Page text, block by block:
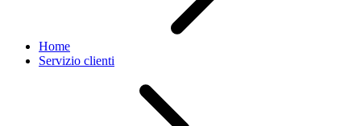
Home
Servizio clienti